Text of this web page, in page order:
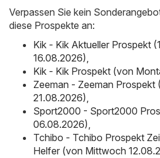
Verpassen Sie kein
diese Prospekte an:
Kik - Kik Aktueller Prospekt
16.08.2026),
Kik - Kik Prospekt (von
Zeeman - Zeeman
21.08.2026),
Sport2000 - Sport2000
06.08.2026),
Tchibo - Tchibo Prospekt
Helfer (von Mittwoch